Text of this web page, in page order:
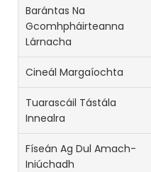
Barántas Na
Gcomhpháirteanna
Lárnacha
Cineál Margaíochta
Tuarascáil Tástála
Innealra
Físeán Ag Dul Amach-
Iniúchadh